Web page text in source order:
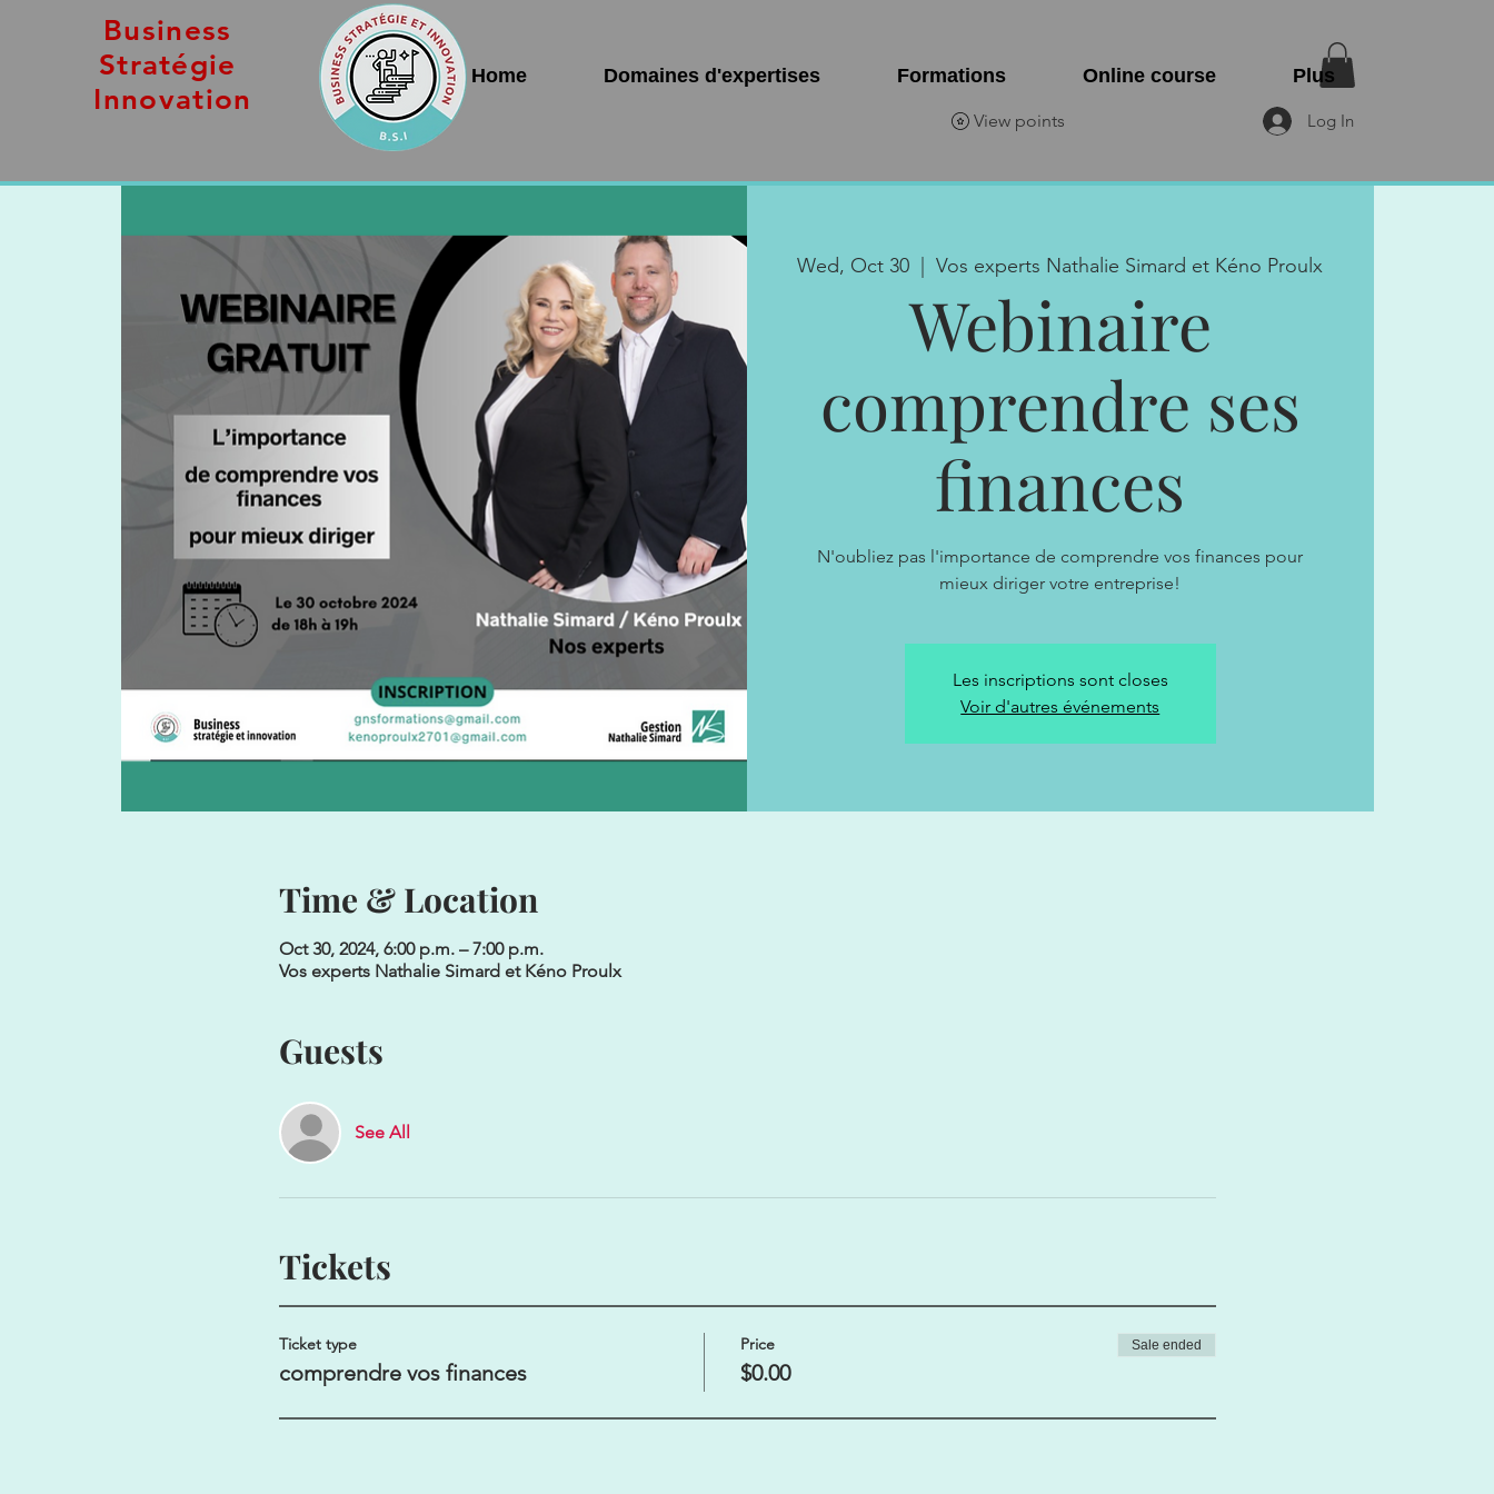
Business
Stratégie
Innovation
Log In
View points
Home Domaines d'expertises Formations Online course Plus
Wed, Oct 30
  |
Vos experts Nathalie Simard et Kéno Proulx
Webinaire
comprendre ses
finances
N'oubliez pas l'importance de comprendre vos finances pour
mieux diriger votre entreprise!
Les inscriptions sont closes
Voir d'autres événements
Time & Location
Oct 30, 2024, 6:00 p.m. – 7:00 p.m.
Vos experts Nathalie Simard et Kéno Proulx
Guests
See All
Tickets
Ticket type
comprendre vos finances
Price
$0.00
Sale ended